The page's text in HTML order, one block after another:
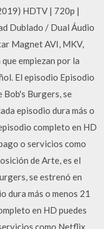
HDTV | 720p |
Dublado / Dual Áudio
Magnet AVI, MKV,
empiezan por la
El episodio Episodio
Bob's Burgers, se
episodio dura más o
completo en HD
o servicios como
de Arte, es el
se estrenó en
dura más o menos 21
en HD puedes
como Netflix,